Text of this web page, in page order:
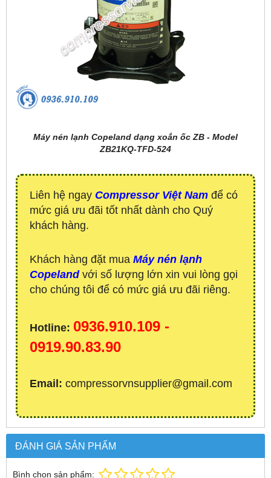
Máy nén lạnh Copeland dạng xoắn ốc ZB - Model
ZB21KQ-TFD-524
Liên hệ ngay Compressor Việt Nam để có
mức giá ưu đãi tốt nhất dành cho Quý
khách hàng.
Khách hàng đặt mua Máy nén lạnh
Copeland với số lượng lớn xin vui lòng gọi
cho chúng tôi để có mức giá ưu đãi riêng.
Hotline: 0936.910.109 -
0919.90.83.90
Email: compressorvnsupplier@gmail.com
ĐÁNH GIÁ SẢN PHẨM
Bình chọn sản phẩm: